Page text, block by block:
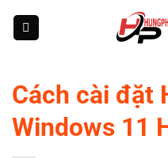
Cách cài đặt
Windows 11